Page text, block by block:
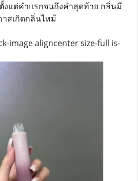
งแต่คำแรกจนถึงคำสุดท้าย กลิ่นมี
สเกิดกลิ่นไหม้
image aligncenter size-full is-